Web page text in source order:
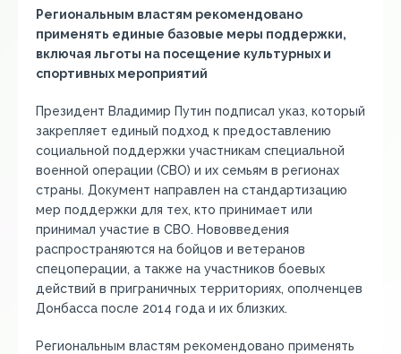
Региональным властям рекомендовано
применять единые базовые меры поддержки,
включая льготы на посещение культурных и
спортивных мероприятий
Президент Владимир Путин подписал указ, который
закрепляет единый подход к предоставлению
социальной поддержки участникам специальной
военной операции (СВО) и их семьям в регионах
страны. Документ направлен на стандартизацию
мер поддержки для тех, кто принимает или
принимал участие в СВО. Нововведения
распространяются на бойцов и ветеранов
спецоперации, а также на участников боевых
действий в приграничных территориях, ополченцев
Донбасса после 2014 года и их близких.
Региональным властям рекомендовано применять